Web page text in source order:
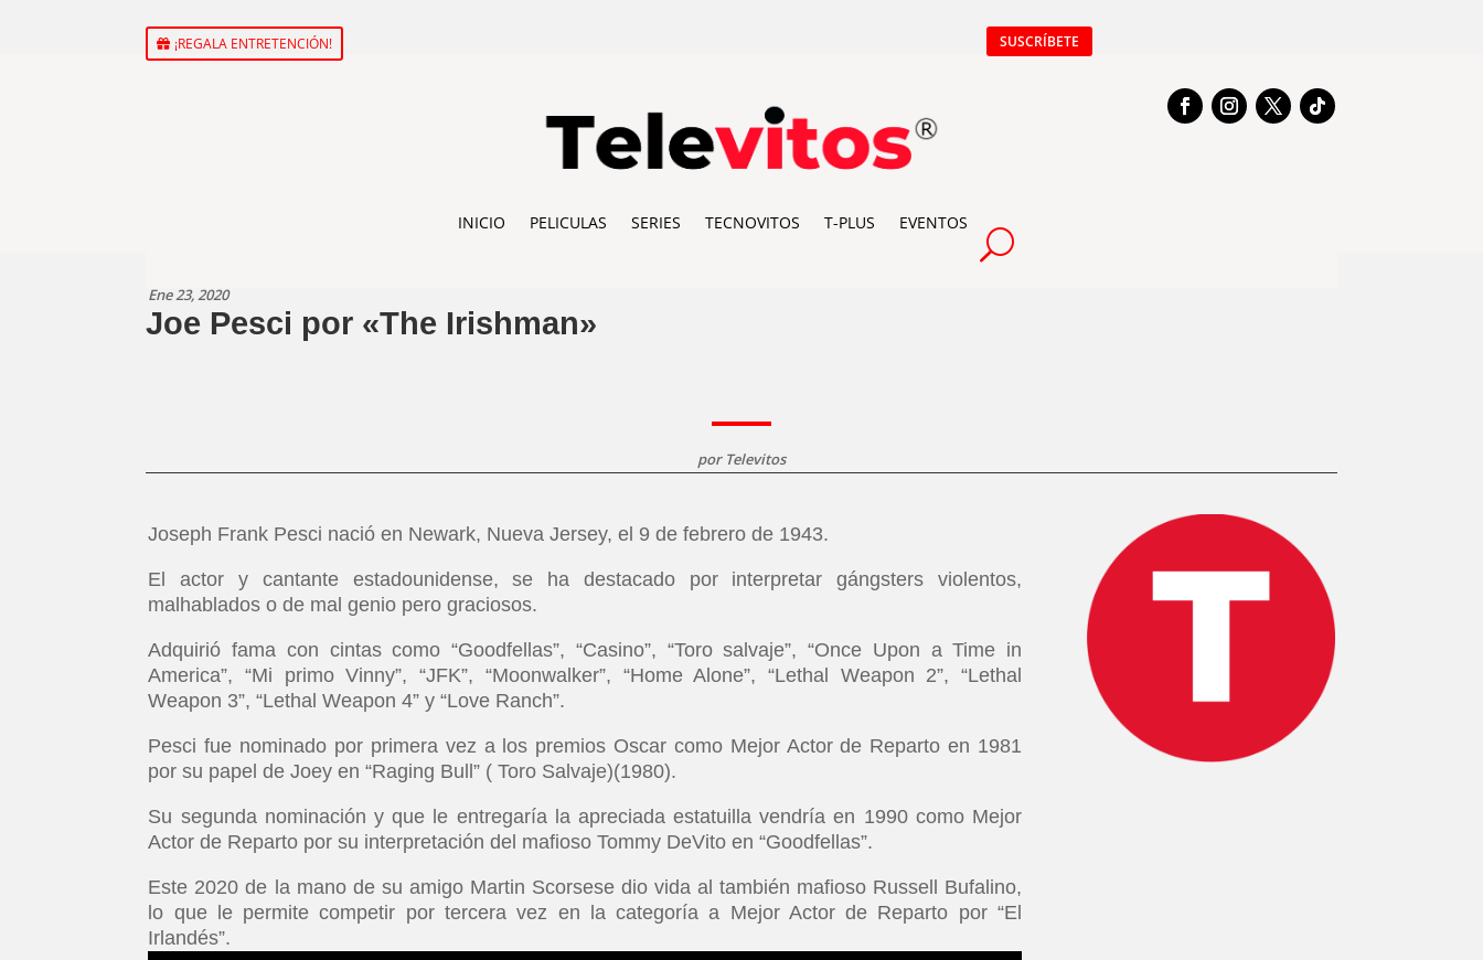
¡REGALA ENTRETENCIÓN! SUSCRÍBETE
INICIO PELICULAS SERIES TECNOVITOS T-PLUS EVENTOS
Ene 23, 2020
Joe Pesci por «The Irishman»
por Televitos
Joseph Frank Pesci nació en Newark, Nueva Jersey, el 9 de febrero de 1943.
El actor y cantante estadounidense, se ha destacado por interpretar gángsters violentos,
malhablados o de mal genio pero graciosos.
Adquirió fama con cintas como “Goodfellas”, “Casino”, “Toro salvaje”, “Once Upon a Time in
America”, “Mi primo Vinny”, “JFK”, “Moonwalker”, “Home Alone”, “Lethal Weapon 2”, “Lethal
Weapon 3”, “Lethal Weapon 4” y “Love Ranch”.
Pesci fue nominado por primera vez a los premios Oscar como Mejor Actor de Reparto en 1981
por su papel de Joey en “Raging Bull” ( Toro Salvaje)(1980).
Su segunda nominación y que le entregaría la apreciada estatuilla vendría en 1990 como Mejor
Actor de Reparto por su interpretación del mafioso Tommy DeVito en “Goodfellas”.
Este 2020 de la mano de su amigo Martin Scorsese dio vida al también mafioso Russell Bufalino,
lo que le permite competir por tercera vez en la categoría a Mejor Actor de Reparto por “El
Irlandés”.